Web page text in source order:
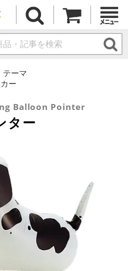
テーマ
ー
Balloon Pointer
ター